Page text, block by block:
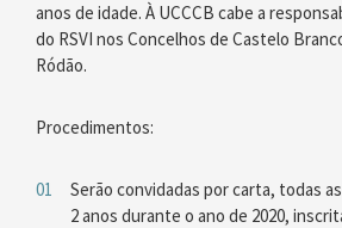
anos de idade. À UCCCB cabe a
do RSVI nos Concelhos de Castelo
Ródão.
Procedimentos:
Serão convidadas por carta, todas
2 anos durante o ano de 2020,